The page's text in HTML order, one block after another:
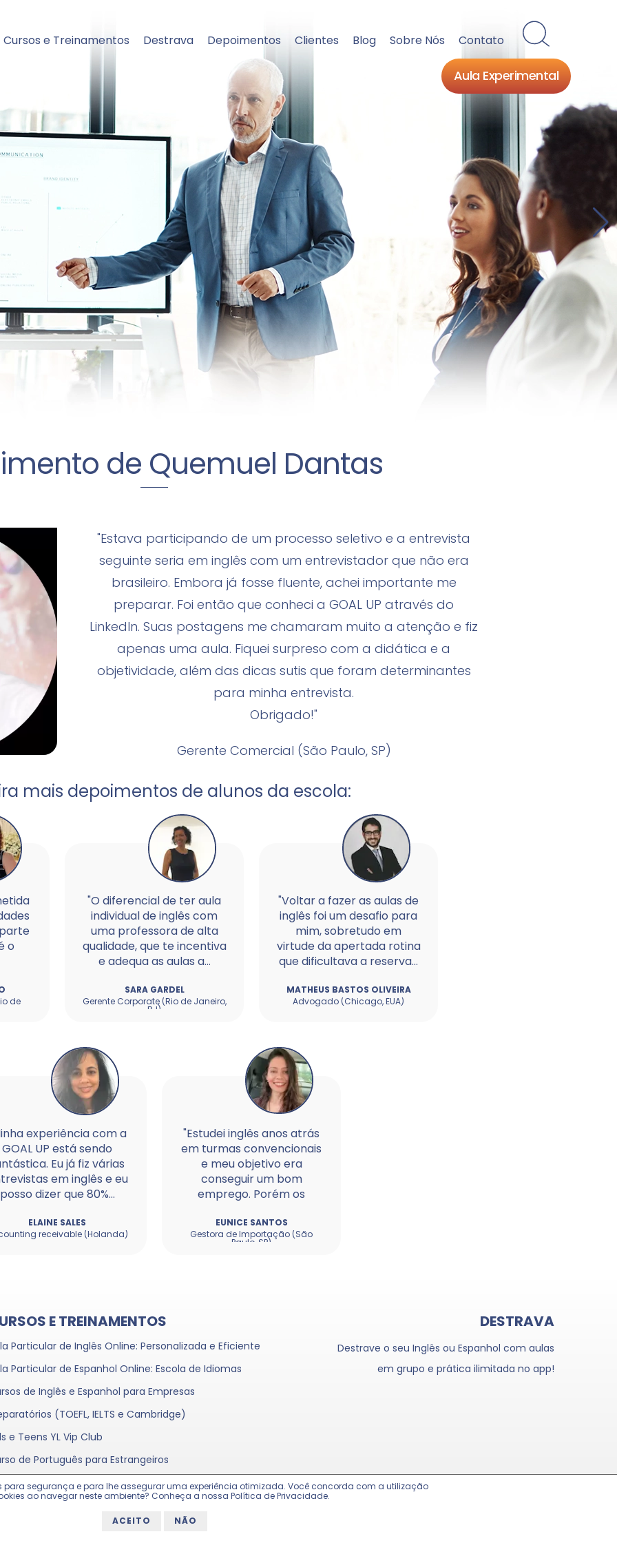
Cursos e Treinamentos Destrava Depoimentos Clientes Blog Sobre Nós Contato
Aula Experimental
de Quemuel Dantas
"Estava participando de um processo seletivo e a entrevista
seguinte seria em inglês com um entrevistador que não era
brasileiro. Embora já fosse fluente, achei importante me
preparar. Foi então que conheci a GOAL UP através do
LinkedIn. Suas postagens me chamaram muito a atenção e fiz
apenas uma aula. Fiquei surpreso com a didática e a
objetividade, além das dicas sutis que foram determinantes
para minha entrevista.
Obrigado!"
Gerente Comercial (São Paulo, SP)
mais depoimentos de alunos da escola:
o
de
"O diferencial de ter aula
individual de inglês com
uma professora de alta
qualidade, que te incentiva
e adequa as aulas a...
SARA GARDEL
Gerente Corporate (Rio de Janeiro,
RJ)
"Voltar a fazer as aulas de
inglês foi um desafio para
mim, sobretudo em
virtude da apertada rotina
que dificultava a reserva...
MATHEUS BASTOS OLIVEIRA
Advogado (Chicago, EUA)
experiência com a
GOAL UP está sendo
Eu já fiz várias
em inglês e eu
posso dizer que 80%...
ELAINE SALES
receivable (Holanda)
"Estudei inglês anos atrás
em turmas convencionais
e meu objetivo era
conseguir um bom
emprego. Porém os
EUNICE SANTOS
Gestora de Importação (São
Paulo, SP)
E TREINAMENTOS
Particular de Inglês Online: Personalizada e Eficiente
Particular de Espanhol Online: Escola de Idiomas
de Inglês e Espanhol para Empresas
(TOEFL, IELTS e Cambridge)
e Teens YL Vip Club
de Português para Estrangeiros
DESTRAVA
Destrave o seu Inglês ou Espanhol com aulas
em grupo e prática ilimitada no app!
para segurança e para lhe assegurar uma experiência otimizada. Você concorda com a utilização
ao navegar neste ambiente? Conheça a nossa Política de Privacidade.
ACEITO NÃO